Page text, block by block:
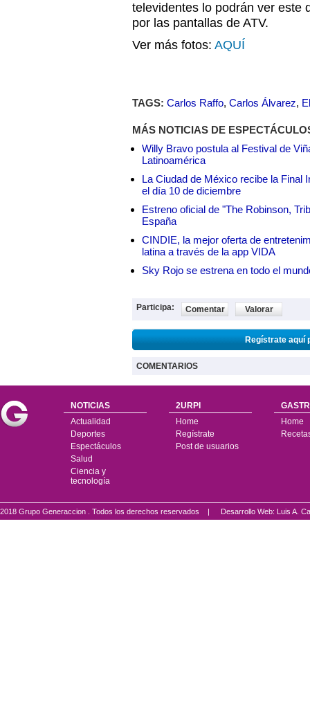
televidentes lo podrán ver este
por las pantallas de ATV.
Ver más fotos: AQUÍ
TAGS: Carlos Raffo, Carlos Álvarez,
MÁS NOTICIAS DE
Willy Bravo postula al Festival de
Latinoamérica
La Ciudad de México recibe la Final
el día 10 de diciembre
Estreno oficial de "The Robinson,
España
CINDIE, la mejor oferta de
latina a través de la app VIDA
Sky Rojo se estrena en todo el
Participa: Comentar Valorar
Regístrate aquí
COMENTARIOS
NOTICIAS
Actualidad
Deportes
Espectáculos
Salud
Ciencia y
tecnología
2URPI
Home
Regístrate
Post de usuarios
Home
2018 Grupo Generaccion . Todos los derechos reservados | Desarrollo Web: Luis